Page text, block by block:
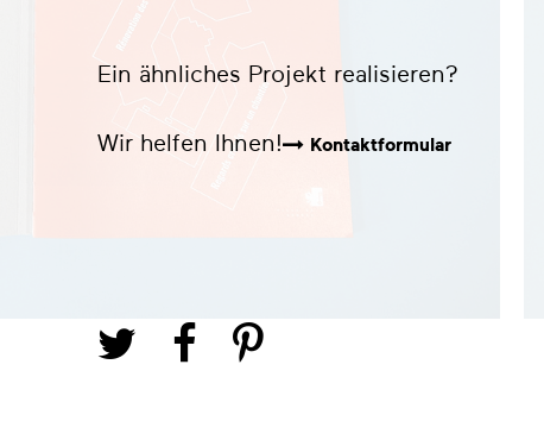
Ein ähnliches Projekt realisieren?
Wir helfen Ihnen! Kontaktformular